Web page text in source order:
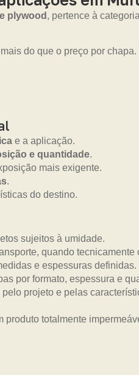
plywood , pertence à
do que o preço por
e a aplicação.
e quantidade.
mais exigente.
.
do destino.
sujeitos à umidade.
quando tecnicamente
e espessuras definidas.
por formato, espessura e
projeto e pelas
produto totalmente